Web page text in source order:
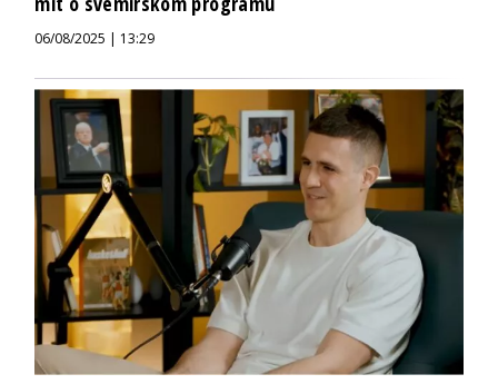
06/08/2025 | 13:29